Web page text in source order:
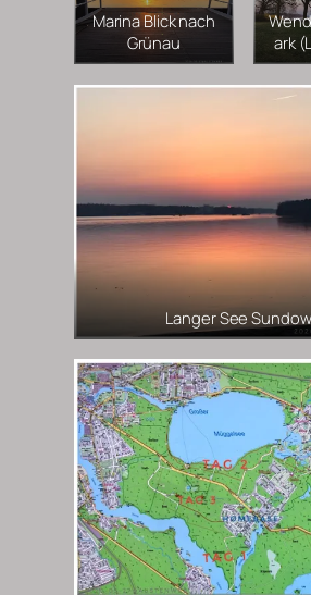
Marina Blick nach
Grünau
ark
Langer See